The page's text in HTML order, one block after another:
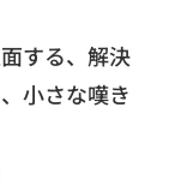
する、解決
小さな嘆き